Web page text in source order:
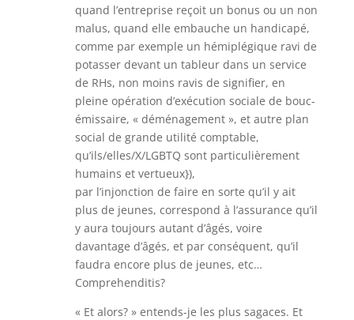
quand l’entreprise reçoit un bonus ou un non
malus, quand elle embauche un handicapé,
comme par exemple un hémiplégique ravi de
potasser devant un tableur dans un service
de RHs, non moins ravis de signifier, en
pleine opération d’exécution sociale de bouc-
émissaire, « déménagement », et autre plan
social de grande utilité comptable,
qu’ils/elles/X/LGBTQ sont particulièrement
humains et vertueux}),
par l’injonction de faire en sorte qu’il y ait
plus de jeunes, correspond à l’assurance qu’il
y aura toujours autant d’âgés, voire
davantage d’âgés, et par conséquent, qu’il
faudra encore plus de jeunes, etc…
Comprehenditis?
« Et alors? » entends-je les plus sagaces. Et